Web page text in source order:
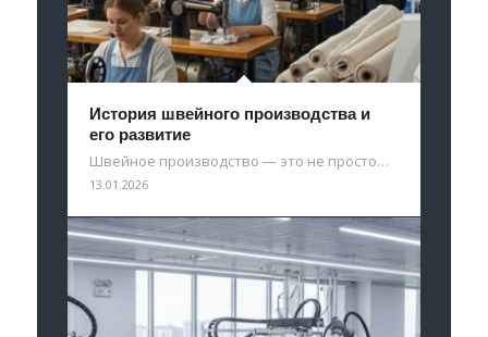
История швейного производства и
его развитие
Швейное производство — это не просто…
13.01.2026